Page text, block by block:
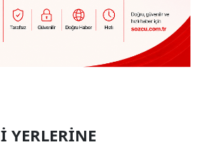
YERLERİNE